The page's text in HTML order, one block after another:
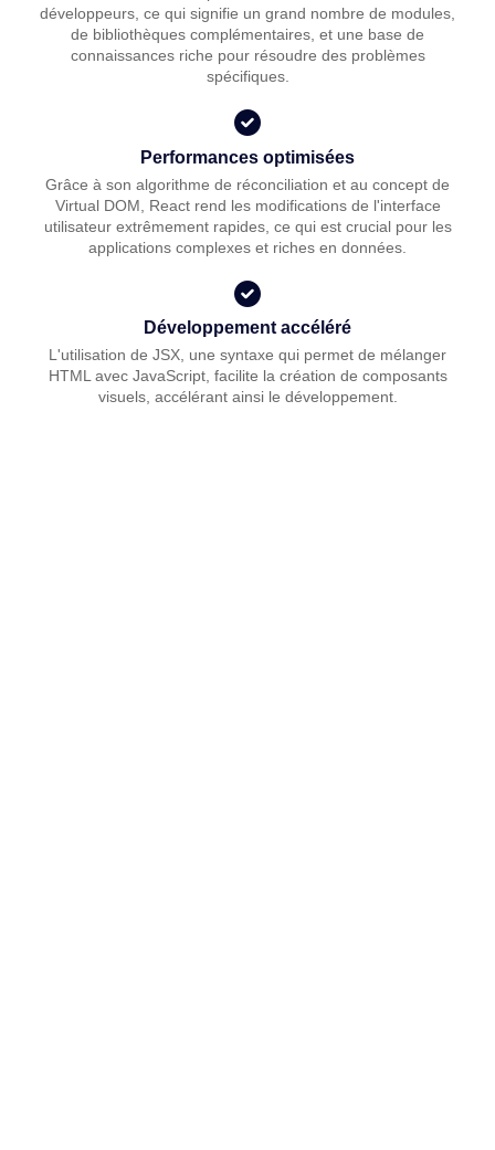
développeurs, ce qui signifie un grand nombre de modules,
de bibliothèques complémentaires, et une base de
connaissances riche pour résoudre des problèmes
spécifiques.
Performances optimisées
Grâce à son algorithme de réconciliation et au concept de
Virtual DOM, React rend les modifications de l'interface
utilisateur extrêmement rapides, ce qui est crucial pour les
applications complexes et riches en données.
Développement accéléré
L'utilisation de JSX, une syntaxe qui permet de mélanger
HTML avec JavaScript, facilite la création de composants
visuels, accélérant ainsi le développement.